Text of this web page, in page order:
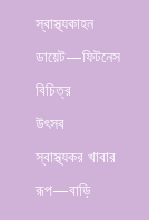
স্বাস্থ্যকাহন
ডায়েট—ফিটনেস
বিচিত্র
উৎসব
স্বাস্থ্যকর খাবার
রূপ—বাড়ি